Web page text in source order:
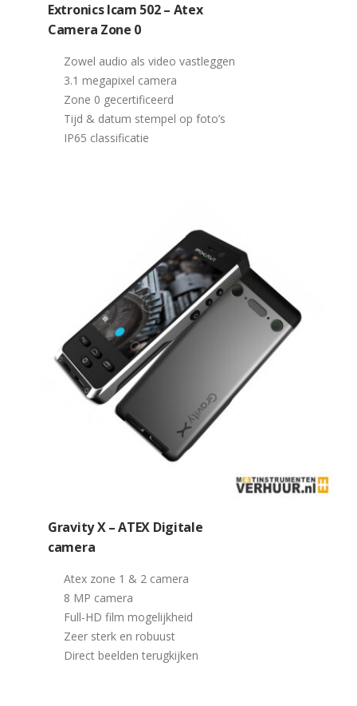
Extronics Icam 502 – Atex
Camera Zone 0
Zowel audio als video vastleggen
3.1 megapixel camera
Zone 0 gecertificeerd
Tijd & datum stempel op foto’s
IP65 classificatie
Gravity X – ATEX Digitale
camera
Atex zone 1 & 2 camera
8 MP camera
Full-HD film mogelijkheid
Zeer sterk en robuust
Direct beelden terugkijken